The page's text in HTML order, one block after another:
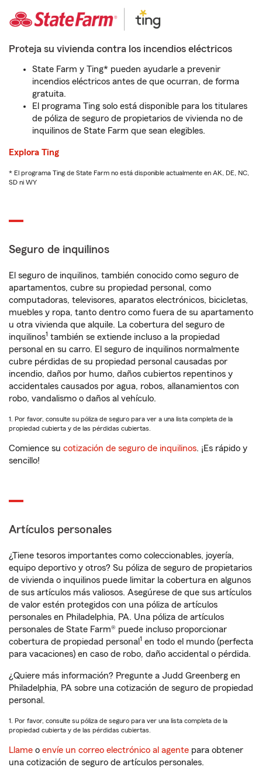
Proteja su vivienda contra los incendios eléctricos
State Farm y Ting* pueden ayudarle a prevenir
incendios eléctricos antes de que ocurran, de forma
gratuita.
El programa Ting solo está disponible para los titulares
de póliza de seguro de propietarios de vivienda no de
inquilinos de State Farm que sean elegibles.
Explora Ting
* El programa Ting de State Farm no está disponible actualmente en AK, DE, NC,
SD ni WY
Seguro de inquilinos
El seguro de inquilinos, también conocido como seguro de
apartamentos, cubre su propiedad personal, como
computadoras, televisores, aparatos electrónicos, bicicletas,
muebles y ropa, tanto dentro como fuera de su apartamento
u otra vivienda que alquile. La cobertura del seguro de
inquilinos1 también se extiende incluso a la propiedad
personal en su carro. El seguro de inquilinos normalmente
cubre pérdidas de su propiedad personal causadas por
incendio, daños por humo, daños cubiertos repentinos y
accidentales causados por agua, robos, allanamientos con
robo, vandalismo o daños al vehículo.
1. Por favor, consulte su póliza de seguro para ver a una lista completa de la
propiedad cubierta y de las pérdidas cubiertas.
Comience su cotización de seguro de inquilinos. ¡Es rápido y
sencillo!
Artículos personales
¿Tiene tesoros importantes como coleccionables, joyería,
equipo deportivo y otros? Su póliza de seguro de propietarios
de vivienda o inquilinos puede limitar la cobertura en algunos
de sus artículos más valiosos. Asegúrese de que sus artículos
de valor estén protegidos con una póliza de artículos
personales en Philadelphia, PA. Una póliza de artículos
personales de State Farm® puede incluso proporcionar
cobertura de propiedad personal 1 en todo el mundo (perfecta
para vacaciones) en caso de robo, daño accidental o pérdida.
¿Quiere más información? Pregunte a Judd Greenberg en
Philadelphia, PA sobre una cotización de seguro de propiedad
personal.
1. Por favor, consulte su póliza de seguro para ver una lista completa de la
propiedad cubierta y de las pérdidas cubiertas.
Llame o envíe un correo electrónico al agente para obtener
una cotización de seguro de artículos personales.